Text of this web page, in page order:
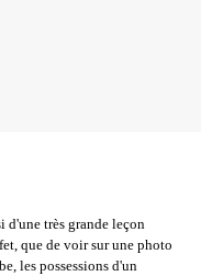
d'une très grande leçon
que de voir sur une photo
les possessions d'un